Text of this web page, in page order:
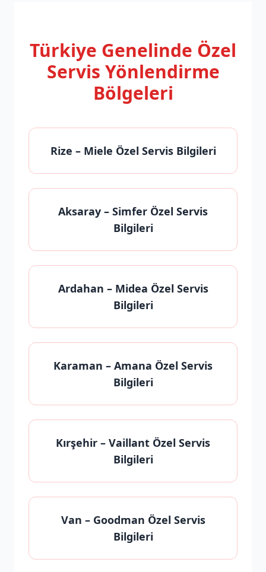
Türkiye Genelinde Özel
Servis Yönlendirme
Bölgeleri
Rize – Miele Özel Servis Bilgileri
Aksaray – Simfer Özel Servis
Bilgileri
Ardahan – Midea Özel Servis
Bilgileri
Karaman – Amana Özel Servis
Bilgileri
Kırşehir – Vaillant Özel Servis
Bilgileri
Van – Goodman Özel Servis
Bilgileri